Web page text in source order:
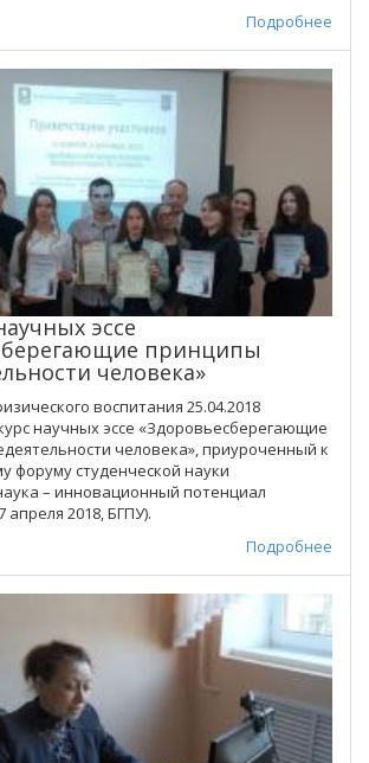
Подробнее
эссе
принципы
человека»
воспитания 25.04.2018
научных эссе «Здоровьесберегающие
человека», приуроченный к
форуму студенческой науки
– инновационный потенциал
апреля 2018, БГПУ).
Подробнее